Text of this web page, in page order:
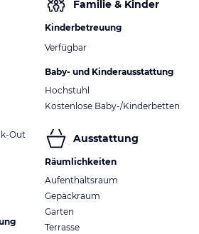
Out
Familie & Kinder
Kinderbetreuung
Verfügbar
Baby- und Kinderausstattung
Hochstuhl
Kostenlose Baby-/Kinderbetten
Ausstattung
Räumlichkeiten
Aufenthaltsraum
Gepäckraum
Garten
Terrasse